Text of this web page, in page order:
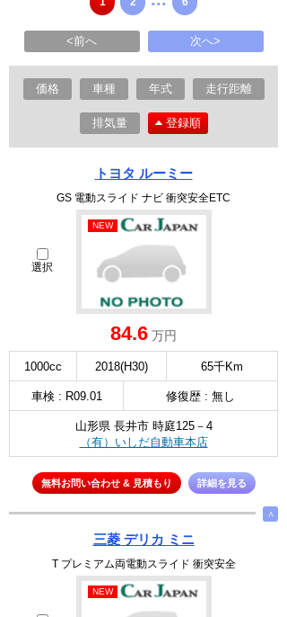
<前へ 次へ>
価格 車種 年式 走行距離
排気量 登録順
トヨタ ルーミー
GS 電動スライド ナビ 衝突安全ETC
選択
NEW
84.6 万円
1000cc 2018(H30) 65千Km
車検 : R09.01 修復歴 : 無し
山形県 長井市 時庭125－4
（有）いしだ自動車本店
無料お問い合わせ & 見積もり 詳細を見る
∧
三菱 デリカ ミニ
T プレミアム両電動スライド 衝突安全
NEW